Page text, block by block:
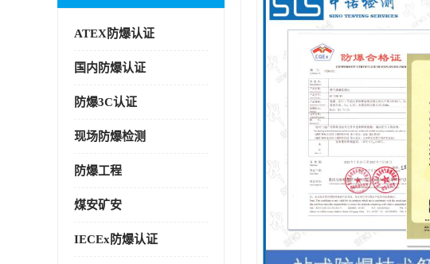
ATEX防爆认证
国内防爆认证
防爆3C认证
现场防爆检测
防爆工程
煤安矿安
IECEx防爆认证